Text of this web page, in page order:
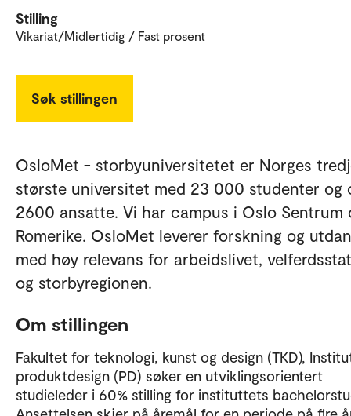
Stilling
Vikariat/Midlertidig / Fast prosent
Søk stillingen
OsloMet - storbyuniversitetet er Norges
største universitet med 23 000 studenter og
2600 ansatte. Vi har campus i Oslo Sentrum
Romerike. OsloMet leverer forskning og
med høy relevans for arbeidslivet,
og storbyregionen.
Om stillingen
Fakultet for teknologi, kunst og design (TKD),
produktdesign (PD) søker en utviklingsorientert
studieleder i 60% stilling for instituttets